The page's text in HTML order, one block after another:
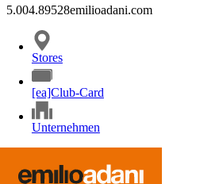
5.004.89528emilioadani.com
Stores
[ea]Club-Card
Unternehmen